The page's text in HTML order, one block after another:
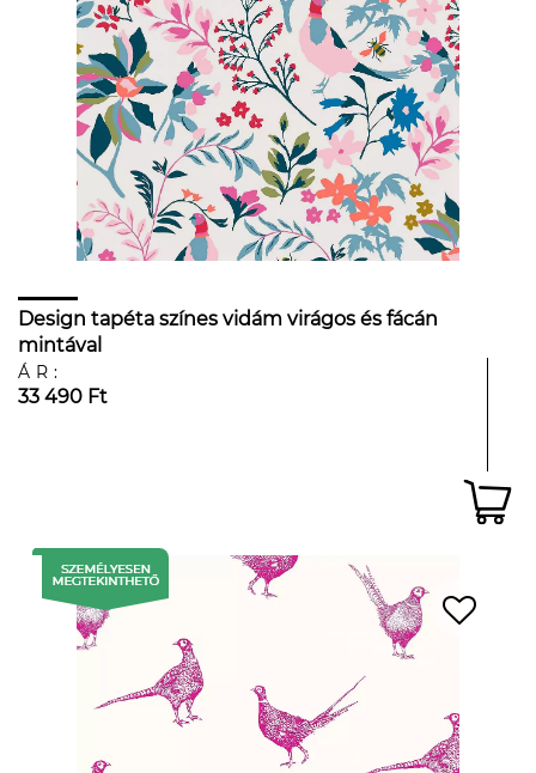
Design tapéta színes vidám virágos és fácán
mintával
ÁR:
33 490 Ft